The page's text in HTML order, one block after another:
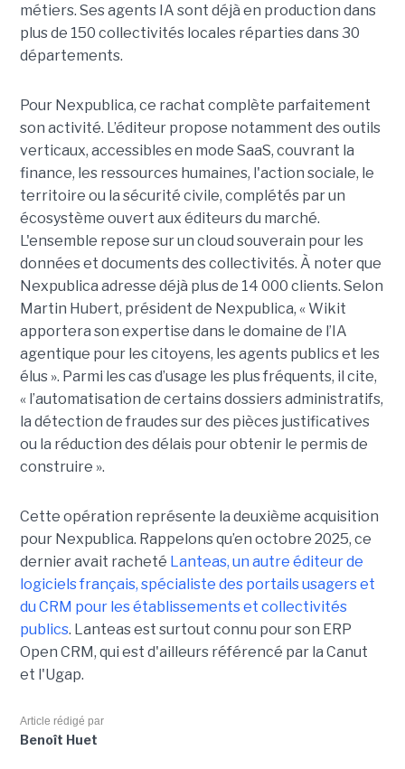
métiers. Ses agents IA sont déjà en production dans
plus de 150 collectivités locales réparties dans 30
départements.
Pour Nexpublica, ce rachat complète parfaitement
son activité. L’éditeur propose notamment des outils
verticaux, accessibles en mode SaaS, couvrant la
finance, les ressources humaines, l'action sociale, le
territoire ou la sécurité civile, complétés par un
écosystème ouvert aux éditeurs du marché.
L'ensemble repose sur un cloud souverain pour les
données et documents des collectivités. À noter que
Nexpublica adresse déjà plus de 14 000 clients. Selon
Martin Hubert, président de Nexpublica, « Wikit
apportera son expertise dans le domaine de l’IA
agentique pour les citoyens, les agents publics et les
élus ». Parmi les cas d’usage les plus fréquents, il cite,
« l’automatisation de certains dossiers administratifs,
la détection de fraudes sur des pièces justificatives
ou la réduction des délais pour obtenir le permis de
construire ».
Cette opération représente la deuxième acquisition
pour Nexpublica. Rappelons qu’en octobre 2025, ce
dernier avait racheté Lanteas, un autre éditeur de
logiciels français, spécialiste des portails usagers et
du CRM pour les établissements et collectivités
publics. Lanteas est surtout connu pour son ERP
Open CRM, qui est d'ailleurs référencé par la Canut
et l'Ugap.
Article rédigé par
Benoît Huet